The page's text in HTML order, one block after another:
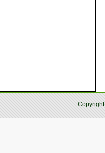
Copyright